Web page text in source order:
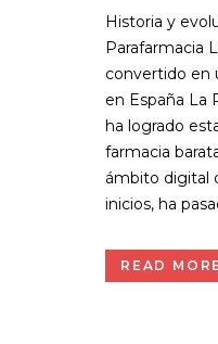
Historia y
Parafarmacia
convertido en
en España La
ha logrado
farmacia
ámbito digital
inicios, ha
READ MORE